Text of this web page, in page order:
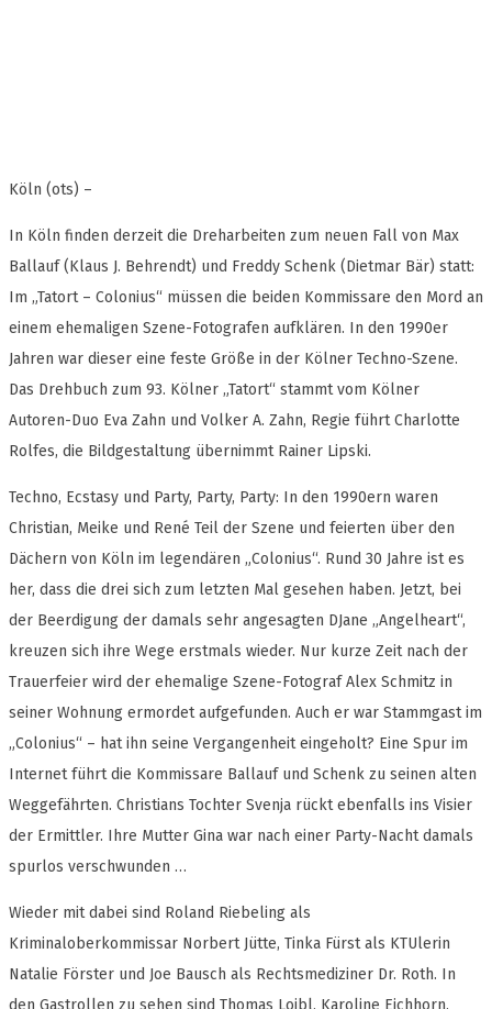
Köln (ots) –
In Köln finden derzeit die Dreharbeiten zum neuen Fall von Max
Ballauf (Klaus J. Behrendt) und Freddy Schenk (Dietmar Bär) statt:
Im „Tatort – Colonius“ müssen die beiden Kommissare den Mord an
einem ehemaligen Szene-Fotografen aufklären. In den 1990er
Jahren war dieser eine feste Größe in der Kölner Techno-Szene.
Das Drehbuch zum 93. Kölner „Tatort“ stammt vom Kölner
Autoren-Duo Eva Zahn und Volker A. Zahn, Regie führt Charlotte
Rolfes, die Bildgestaltung übernimmt Rainer Lipski.
Techno, Ecstasy und Party, Party, Party: In den 1990ern waren
Christian, Meike und René Teil der Szene und feierten über den
Dächern von Köln im legendären „Colonius“. Rund 30 Jahre ist es
her, dass die drei sich zum letzten Mal gesehen haben. Jetzt, bei
der Beerdigung der damals sehr angesagten DJane „Angelheart“,
kreuzen sich ihre Wege erstmals wieder. Nur kurze Zeit nach der
Trauerfeier wird der ehemalige Szene-Fotograf Alex Schmitz in
seiner Wohnung ermordet aufgefunden. Auch er war Stammgast im
„Colonius“ – hat ihn seine Vergangenheit eingeholt? Eine Spur im
Internet führt die Kommissare Ballauf und Schenk zu seinen alten
Weggefährten. Christians Tochter Svenja rückt ebenfalls ins Visier
der Ermittler. Ihre Mutter Gina war nach einer Party-Nacht damals
spurlos verschwunden …
Wieder mit dabei sind Roland Riebeling als
Kriminaloberkommissar Norbert Jütte, Tinka Fürst als KTUlerin
Natalie Förster und Joe Bausch als Rechtsmediziner Dr. Roth. In